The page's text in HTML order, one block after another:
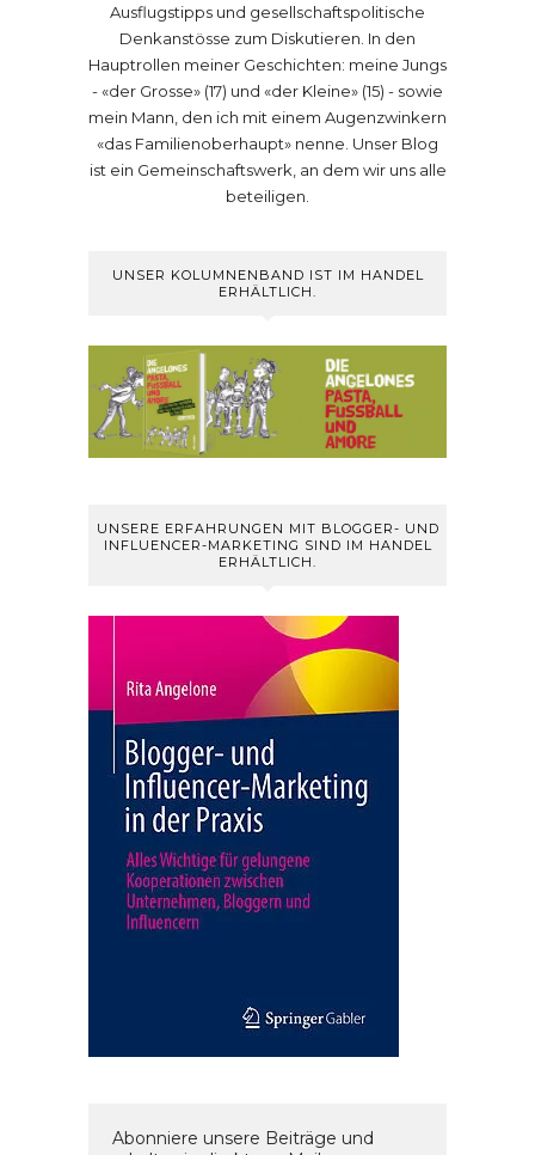
Ausflugstipps und gesellschaftspolitische
Denkanstösse zum Diskutieren. In den
Hauptrollen meiner Geschichten: meine Jungs
- «der Grosse» (17) und «der Kleine» (15) - sowie
mein Mann, den ich mit einem Augenzwinkern
«das Familienoberhaupt» nenne. Unser Blog
ist ein Gemeinschaftswerk, an dem wir uns alle
beteiligen.
UNSER KOLUMNENBAND IST IM HANDEL
ERHÄLTLICH.
UNSERE ERFAHRUNGEN MIT BLOGGER- UND
INFLUENCER-MARKETING SIND IM HANDEL
ERHÄLTLICH.
Abonniere unsere Beiträge und